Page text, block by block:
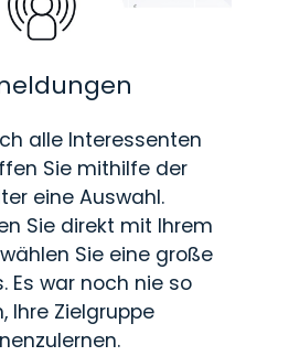
alle Interessenten
Sie mithilfe der
eine Auswahl.
Sie direkt mit Ihrem
Sie eine große
Es war noch nie so
Ihre Zielgruppe